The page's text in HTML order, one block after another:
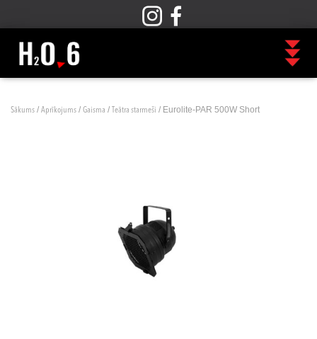
Sākums / Aprīkojums / Gaisma / Teātra starmeši / Eurolite-PAR 500W Short